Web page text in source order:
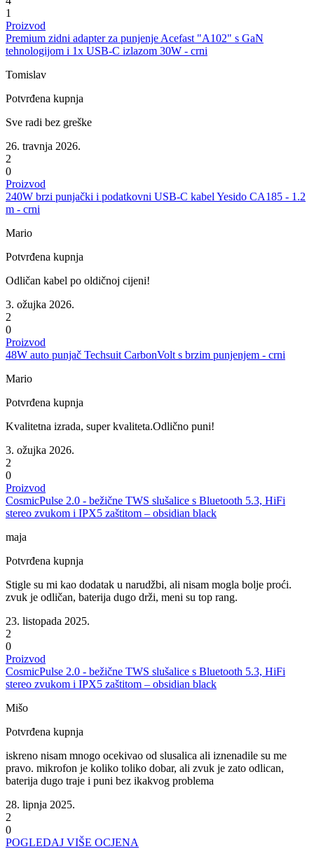
1
Proizvod
Premium zidni adapter za punjenje Acefast "A102" s GaN
tehnologijom i 1x USB-C izlazom 30W - crni
Tomislav
Potvrđena kupnja
Sve radi bez greške
26. travnja 2026.
2
0
Proizvod
240W brzi punjački i podatkovni USB-C kabel Yesido CA185 - 1.2
m - crni
Mario
Potvrđena kupnja
Odličan kabel po oldičnoj cijeni!
3. ožujka 2026.
2
0
Proizvod
48W auto punjač Techsuit CarbonVolt s brzim punjenjem - crni
Mario
Potvrđena kupnja
Kvalitetna izrada, super kvaliteta.Odlično puni!
3. ožujka 2026.
2
0
Proizvod
CosmicPulse 2.0 - bežične TWS slušalice s Bluetooth 5.3, HiFi
stereo zvukom i IPX5 zaštitom – obsidian black
maja
Potvrđena kupnja
Stigle su mi kao dodatak u narudžbi, ali nisam mogla bolje proći.
zvuk je odličan, baterija dugo drži, meni su top rang.
23. listopada 2025.
2
0
Proizvod
CosmicPulse 2.0 - bežične TWS slušalice s Bluetooth 5.3, HiFi
stereo zvukom i IPX5 zaštitom – obsidian black
Mišo
Potvrđena kupnja
iskreno nisam mnogo ocekivao od slusalica ali iznenadile su me
pravo. mikrofon je koliko toliko dobar, ali zvuk je zato odlican,
baterija dugo traje i puni bez ikakvog problema
28. lipnja 2025.
2
0
POGLEDAJ VIŠE OCJENA